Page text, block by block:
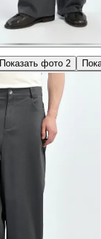
Показать фото 2